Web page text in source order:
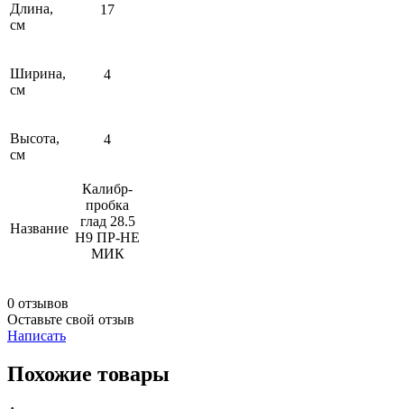
Длина,
см
17
Ширина,
см
4
Высота,
см
4
Название
Калибр-
пробка
глад 28.5
Н9 ПР-НЕ
МИК
0 отзывов
Оставьте свой отзыв
Написать
Похожие товары